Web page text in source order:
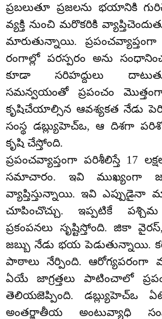
ప్రబలుతూ ప్రజలను భయానికి
వ్యక్తి నుంచి మరొకరికి
మారుతున్నాయి.
రంగాల్లో పరస్పరం అను
కూడా సరిహద్దులు
సమన్వయంతో ప్రపంచం
కృషిచేయాల్సిన ఆవశ్యకత నేడు
సంస్థ డబ్ల్యుహెచ్ఒ, ఆ దిశగా
కృషి చేస్తోంది.
ప్రపంచవ్యాప్తంగా పరిశీలిస్తే 17
సమాచారం. ఇవి ముఖ్యంగా
వ్యాప్తిస్తున్నాయి. ఇవి ఎప్పుడైనా
చూపించొచ్చు. ఇప్పటికే
ప్రకంపనలు సృష్టిస్తోంది. జికా
జబ్బు నేడు భయ పెడుతున్నాయి.
పాఠాలు నేర్పింది.
ఏయే జాగ్రత్తలు పాటించాలో
తెలియజెప్పింది. డబ్ల్యుహెచ్ఒ
అంతర్జాతీయ అంటువ్యాధి